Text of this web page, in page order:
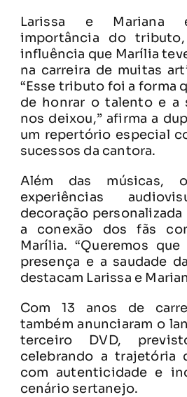
Larissa e Mariana
importância do
influência que Marília
na carreira de muitas
“Esse tributo foi a forma
de honrar o talento e a
nos deixou,” afirma a
um repertório especial
sucessos da cantora.
Além das músicas,
experiências
decoração
a conexão dos fãs
Marília. “Queremos
presença e a saudade
destacam Larissa e
Com 13 anos de
também anunciaram o
terceiro DVD,
celebrando a trajetória
com autenticidade e
cenário sertanejo.